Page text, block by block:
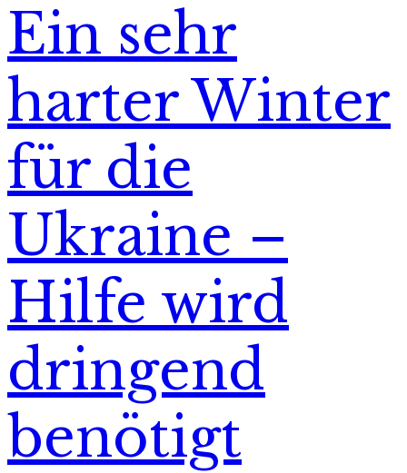
Ein sehr
harter Winter
für die
Ukraine –
Hilfe wird
dringend
benötigt